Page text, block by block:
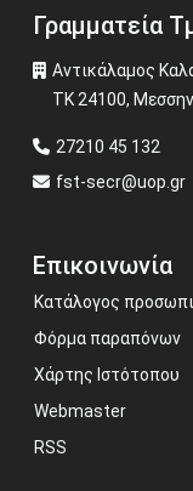
Γραμματεία
Αντικάλαμος
ΤΚ 24100,
27210 45 132
fst-secr@uop.gr
Επικοινωνία
Κατάλογος
Φόρμα παραπόνων
Χάρτης Ιστότοπου
Webmaster
RSS